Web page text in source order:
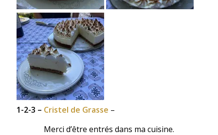
1-2-3 – Cristel de Grasse –
Merci d’être entrés dans ma cuisine.